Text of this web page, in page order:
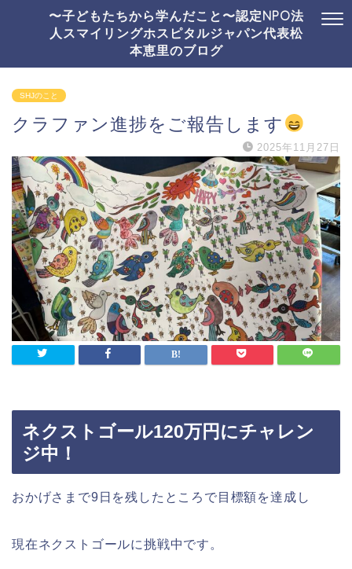
〜子どもたちから学んだこと〜認定NPO法
人スマイリングホスピタルジャパン代表松
本恵里のブログ
SHJのこと
クラファン進捗をご報告します
2025年11月27日
ネクストゴール120万円にチャレン
ジ中！
おかげさまで9日を残したところで目標額を達成し
現在ネクストゴールに挑戦中です。